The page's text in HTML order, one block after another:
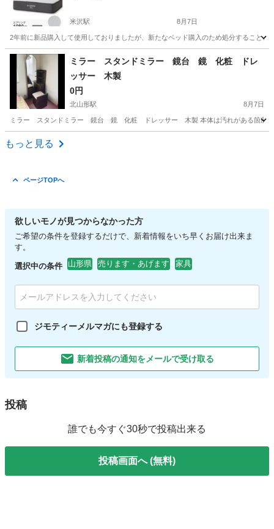
米沢駅 8月7日
2年前に新品購入して使用しておりましたが、新たなベッド購入のため処分すること
山形 米沢市 米沢駅 ベッド
ミラー スタンドミラー 鏡台 鏡 化粧 ドレ
ッサー 木製
0円
北山形駅 8月7日
ミラー スタンドミラー 鏡台 鏡 化粧 ドレッサー 木製 本体は汚れがある箇所もあ
山形 山形市
もっと見る
ページTOPへ
欲しいモノが見つからなかった方
ご希望の条件を登録するだけで、新着情報をいち早くお届け出来ま
す。
選択中の条件 山形県 売ります・あげます 家具
ジモティーメルマガにも登録する
新着投稿の通知をメールで受け取る
投稿
誰でも今すぐ30秒で投稿出来る
投稿画面へ (無料)